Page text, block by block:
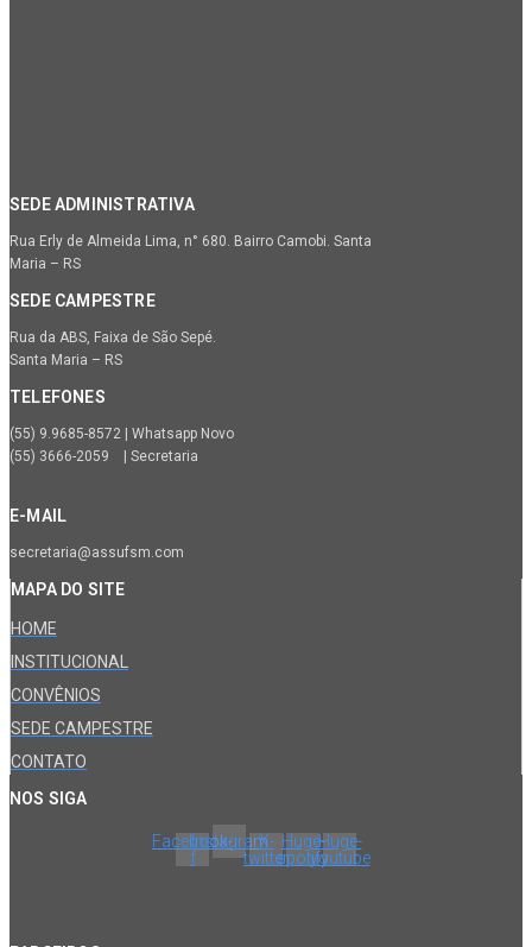
SEDE ADMINISTRATIVA
Rua Erly de Almeida Lima, n° 680. Bairro Camobi. Santa
Maria – RS
SEDE CAMPESTRE
Rua da ABS, Faixa de São Sepé.
Santa Maria – RS
TELEFONES
(55) 9.9685-8572 | Whatsapp Novo
(55) 3666-2059 | Secretaria
E-MAIL
secretaria@assufsm.com
MAPA DO SITE
HOME
INSTITUCIONAL
CONVÊNIOS
SEDE CAMPESTRE
CONTATO
NOS SIGA
Facebook-
f
InstagramX-
twitter
Huge-
spotify
Huge-
youtube